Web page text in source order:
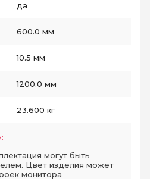
да
600.0 мм
10.5 мм
1200.0 мм
23.600 кг
могут быть
Цвет изделия может
монитора